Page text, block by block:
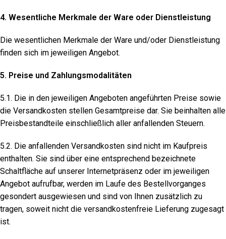
4. Wesentliche Merkmale der Ware oder Dienstleistung
Die wesentlichen Merkmale der Ware und/oder Dienstleistung
finden sich im jeweiligen Angebot.
5. Preise und Zahlungsmodalitäten
5.1. Die in den jeweiligen Angeboten angeführten Preise sowie
die Versandkosten stellen Gesamtpreise dar. Sie beinhalten alle
Preisbestandteile einschließlich aller anfallenden Steuern.
5.2. Die anfallenden Versandkosten sind nicht im Kaufpreis
enthalten. Sie sind über eine entsprechend bezeichnete
Schaltfläche auf unserer Internetpräsenz oder im jeweiligen
Angebot aufrufbar, werden im Laufe des Bestellvorganges
gesondert ausgewiesen und sind von Ihnen zusätzlich zu
tragen, soweit nicht die versandkostenfreie Lieferung zugesagt
ist.